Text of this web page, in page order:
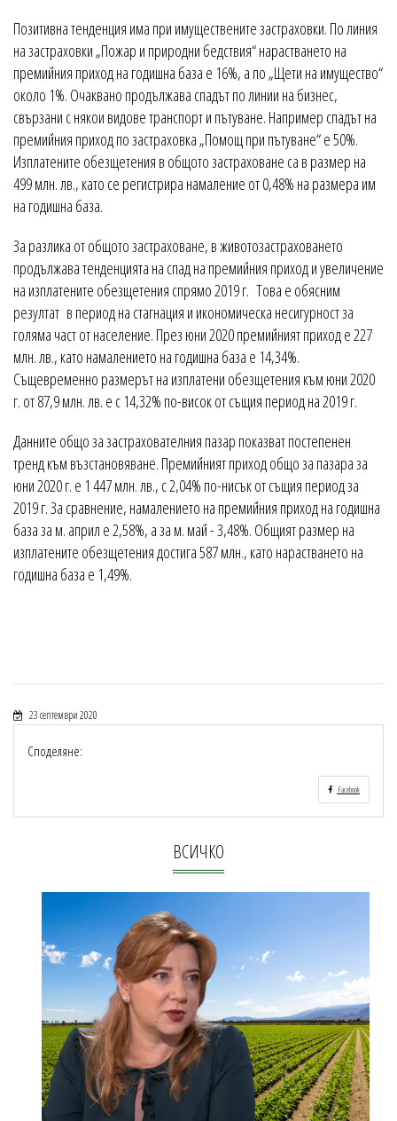
Позитивна тенденция има при имуществените застраховки. По линия
на застраховки „Пожар и природни бедствия“ нарастването на
премийния приход на годишна база е 16%, а по „Щети на имущество“
около 1%. Очаквано продължава спадът по линии на бизнес,
свързани с някои видове транспорт и пътуване. Например спадът на
премийния приход по застраховка „Помощ при пътуване“ е 50%.
Изплатените обезщетения в общото застраховане са в размер на
499 млн. лв., като се регистрира намаление от 0,48% на размера им
на годишна база.
За разлика от общото застраховане, в животозастраховането
продължава тенденцията на спад на премийния приход и увеличение
на изплатените обезщетения спрямо 2019 г. Това е обясним
резултат в период на стагнация и икономическа несигурност за
голяма част от население. През юни 2020 премийният приход е 227
млн. лв., като намалението на годишна база е 14,34%.
Същевременно размерът на изплатени обезщетения към юни 2020
г. от 87,9 млн. лв. е с 14,32% по-висок от същия период на 2019 г.
Данните общо за застрахователния пазар показват постепенен
тренд към възстановяване. Премийният приход общо за пазара за
юни 2020 г. е 1 447 млн. лв., с 2,04% по-нисък от същия период за
2019 г. За сравнение, намалението на премийния приход на годишна
база за м. април е 2,58%, а за м. май - 3,48%. Общият размер на
изплатените обезщетения достига 587 млн., като нарастването на
годишна база е 1,49%.
23 септември 2020
Споделяне:
Facebook
ВСИЧКО